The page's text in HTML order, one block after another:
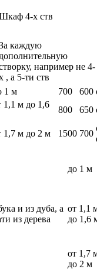
4-х ств
каждую
дополнительную
например не 4-
, а 5-ти ств
1 м 700 600
1,1 м до 1,6
800 650
1,7 м до 2 м 1500 700
и из дуба, а
из дерева
до 1 м
от 1,1
до 1,6
от 1,7
до 2 м